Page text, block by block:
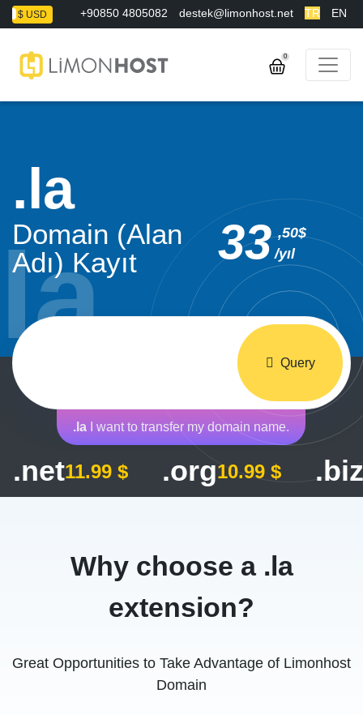
$ USD +90850 4805082 destek@limonhost.net TR EN
0
la
Domain (Alan
Adı) Kayıt
33 ,50$
/yıl
Query
.la I want to transfer my domain name.
.net11.99 $ .org10.99 $ .biz
Why choose a .la
extension?
Great Opportunities to Take Advantage of Limonhost
Domain